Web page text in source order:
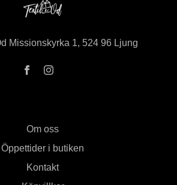
Missionskyrka 1, 524 96 Ljung
Om oss
Öppettider i butiken
Kontakt